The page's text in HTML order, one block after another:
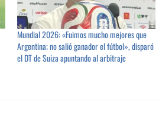
Mundial 2026: «Fuimos mucho mejores que
Argentina; no salió ganador el fútbol», disparó
el DT de Suiza apuntando al arbitraje